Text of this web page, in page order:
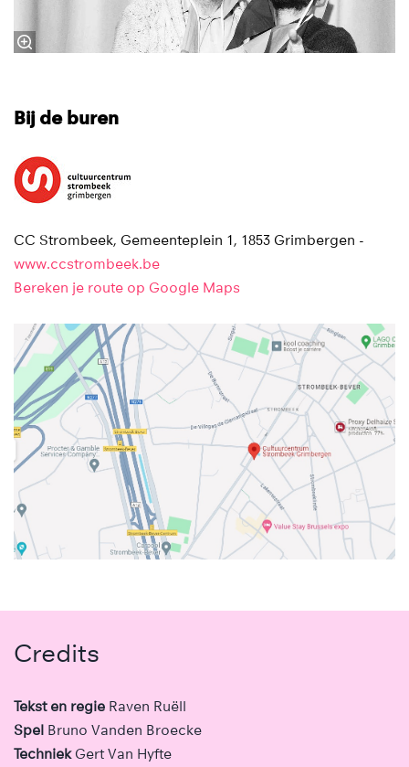
Bij de buren
CC Strombeek, Gemeenteplein 1, 1853 Grimbergen -
www.ccstrombeek.be
Bereken je route op Google Maps
Credits
Tekst en regie Raven Ruëll
Spel Bruno Vanden Broecke
Techniek Gert Van Hyfte